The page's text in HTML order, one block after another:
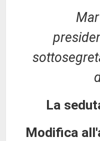
La
Modifica